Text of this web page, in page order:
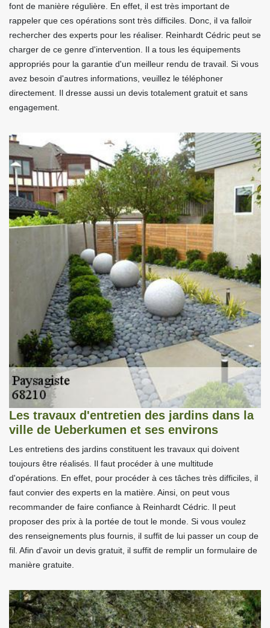
font de manière régulière. En effet, il est très important de
rappeler que ces opérations sont très difficiles. Donc, il va falloir
rechercher des experts pour les réaliser. Reinhardt Cédric peut se
charger de ce genre d'intervention. Il a tous les équipements
appropriés pour la garantie d'un meilleur rendu de travail. Si vous
avez besoin d'autres informations, veuillez le téléphoner
directement. Il dresse aussi un devis totalement gratuit et sans
engagement.
Les travaux d'entretien des jardins dans la
ville de Ueberkumen et ses environs
Les entretiens des jardins constituent les travaux qui doivent
toujours être réalisés. Il faut procéder à une multitude
d'opérations. En effet, pour procéder à ces tâches très difficiles, il
faut convier des experts en la matière. Ainsi, on peut vous
recommander de faire confiance à Reinhardt Cédric. Il peut
proposer des prix à la portée de tout le monde. Si vous voulez
des renseignements plus fournis, il suffit de lui passer un coup de
fil. Afin d'avoir un devis gratuit, il suffit de remplir un formulaire de
manière gratuite.